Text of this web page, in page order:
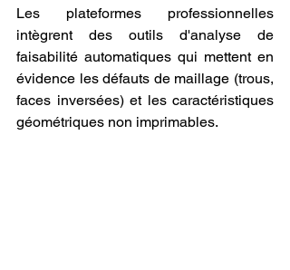
Les plateformes professionnelles
intègrent des outils d'analyse de
faisabilité automatiques qui mettent en
évidence les défauts de maillage (trous,
faces inversées) et les caractéristiques
géométriques non imprimables.